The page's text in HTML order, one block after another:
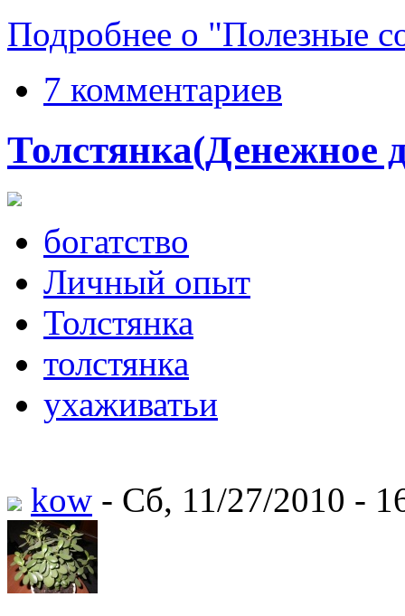
Подробнее о "Полезные
7 комментариев
Толстянка(Денежное
богатство
Личный опыт
Толстянка
толстянка
ухаживатьи
kow - Сб, 11/27/2010 -